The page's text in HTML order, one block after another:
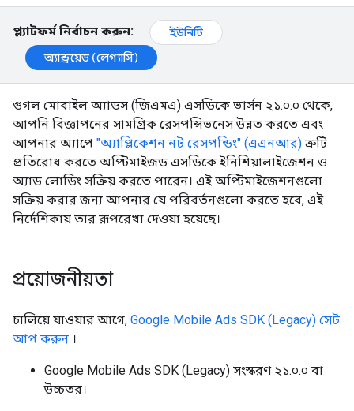
প্ল্যাটফর্ম নির্বাচন করুন:
ইউনিটি
অ্যান্ড্রয়েড (লেগ্যাসি)
গুগল মোবাইল অ্যাডস (জিএমএ) এসডিকে ভার্সন ২১.০.০ থেকে,
আপনি বিজ্ঞাপনের সামগ্রিক রেসপন্সিভনেস উন্নত করতে এবং
আপনার অ্যাপে "অ্যাপ্লিকেশন নট রেসপন্ডিং" (এএনআর) ত্রুটি
প্রতিরোধ করতে অপ্টিমাইজড এসডিকে ইনিশিয়ালাইজেশন ও
অ্যাড লোডিং সক্রিয় করতে পারেন। এই অপ্টিমাইজেশনগুলো
সক্রিয় করার জন্য আপনার যে পরিবর্তনগুলো করতে হবে, এই
নির্দেশিকায় তার রূপরেখা দেওয়া হয়েছে।
প্রয়োজনীয়তা
চালিয়ে যাওয়ার আগে, Google Mobile Ads SDK (Legacy) সেট
আপ করুন ।
Google Mobile Ads SDK (Legacy) সংস্করণ ২১.০.০ বা
উচ্চতর।